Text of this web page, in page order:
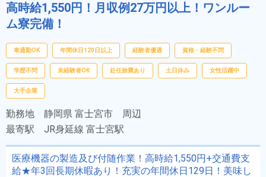
高時給1,550円！月収例27万円以上！ワンルー
ム寮完備！
車通勤OK 年間休日120日以上 経験者優遇 資格・経験不問
学歴不問 未経験者OK 赴任旅費あり 土日休み 女性活躍中
大手企業
勤務地 静岡県 富士宮市 周辺
最寄駅 JR身延線 富士宮駅
医療機器の製造及び付随作業！高時給1,550円+交通費支
給★年3回長期休暇あり！充実の年間休日129日！美味し